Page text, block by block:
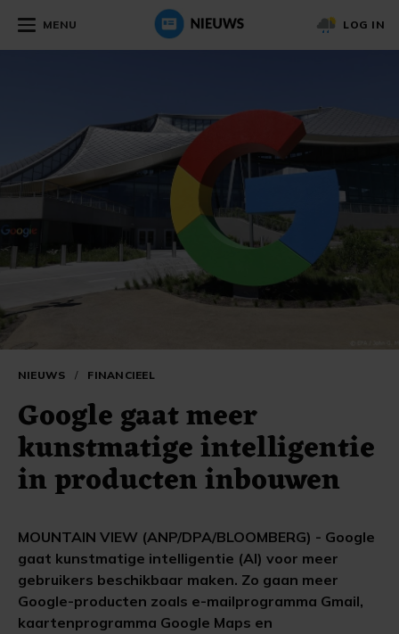
MENU LOG IN
NIEUWS / FINANCIEEL
Google gaat meer
kunstmatige intelligentie
in producten inbouwen
MOUNTAIN VIEW (ANP/DPA/BLOOMBERG) - Google
gaat kunstmatige intelligentie (AI) voor meer
gebruikers beschikbaar maken. Zo gaan meer
Google-producten zoals e-mailprogramma Gmail,
kaartenprogramma Google Maps en